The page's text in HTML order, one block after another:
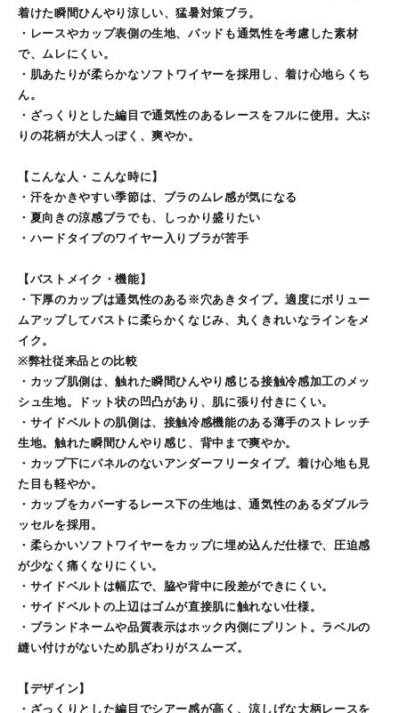
着けた瞬間ひんやり涼しい、猛暑対策ブラ。
・レースやカップ表側の生地、パッドも通気性を考慮した素材
で、ムレにくい。
・肌あたりが柔らかなソフトワイヤーを採用し、着け心地らくち
ん。
・ざっくりとした編目で通気性のあるレースをフルに使用。大ぶ
りの花柄が大人っぽく、爽やか。
【こんな人・こんな時に】
・汗をかきやすい季節は、ブラのムレ感が気になる
・夏向きの涼感ブラでも、しっかり盛りたい
・ハードタイプのワイヤー入りブラが苦手
【バストメイク・機能】
・下厚のカップは通気性のある※穴あきタイプ。適度にボリュー
ムアップしてバストに柔らかくなじみ、丸くきれいなラインをメ
イク。
※弊社従来品との比較
・カップ肌側は、触れた瞬間ひんやり感じる接触冷感加工のメッ
シュ生地。ドット状の凹凸があり、肌に張り付きにくい。
・サイドベルトの肌側は、接触冷感機能のある薄手のストレッチ
生地。触れた瞬間ひんやり感じ、背中まで爽やか。
・カップ下にパネルのないアンダーフリータイプ。着け心地も見
た目も軽やか。
・カップをカバーするレース下の生地は、通気性のあるダブルラ
ッセルを採用。
・柔らかいソフトワイヤーをカップに埋め込んだ仕様で、圧迫感
が少なく痛くなりにくい。
・サイドベルトは幅広で、脇や背中に段差ができにくい。
・サイドベルトの上辺はゴムが直接肌に触れない仕様。
・ブランドネームや品質表示はホック内側にプリント。ラベルの
縫い付けがないため肌ざわりがスムーズ。
【デザイン】
・ざっくりとした編目でシアー感が高く、涼しげな大柄レースを